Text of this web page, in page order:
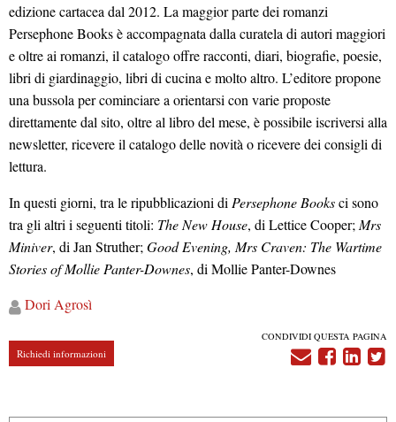
edizione cartacea dal 2012. La maggior parte dei romanzi
Persephone Books è accompagnata dalla curatela di autori maggiori
e oltre ai romanzi, il catalogo offre racconti, diari, biografie, poesie,
libri di giardinaggio, libri di cucina e molto altro. L’editore propone
una bussola per cominciare a orientarsi con varie proposte
direttamente dal sito, oltre al libro del mese, è possibile iscriversi alla
newsletter, ricevere il catalogo delle novità o ricevere dei consigli di
lettura.
In questi giorni, tra le ripubblicazioni diPersephone Booksci sono
tra gli altri i seguenti titoli: The New House, di Lettice Cooper;Mrs
Miniver, di Jan Struther;Good Evening, Mrs Craven: The Wartime
Stories of Mollie Panter-Downes, di Mollie Panter-Downes
DoriAgrosì
Richiedi informazioni
CONDIVIDI QUESTA PAGINA